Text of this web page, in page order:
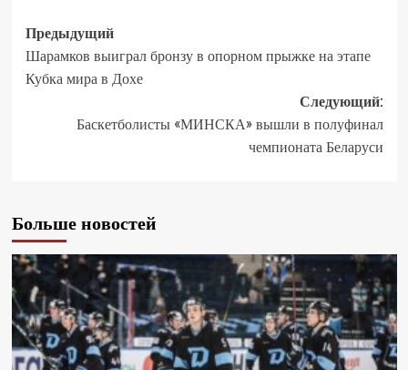
Предыдущий
Шарамков выиграл бронзу в опорном прыжке на этапе
Кубка мира в Дохе
Следующий:
Баскетболисты «МИНСКА» вышли в полуфинал
чемпионата Беларуси
Больше новостей